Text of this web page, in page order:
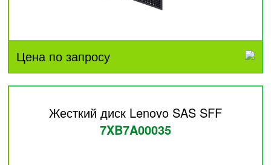
Цена по запросу
Жесткий диск Lenovo SAS SFF
7XB7A00035